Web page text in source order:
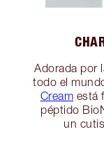
Adorada por
todo el
Cream está
péptido
un